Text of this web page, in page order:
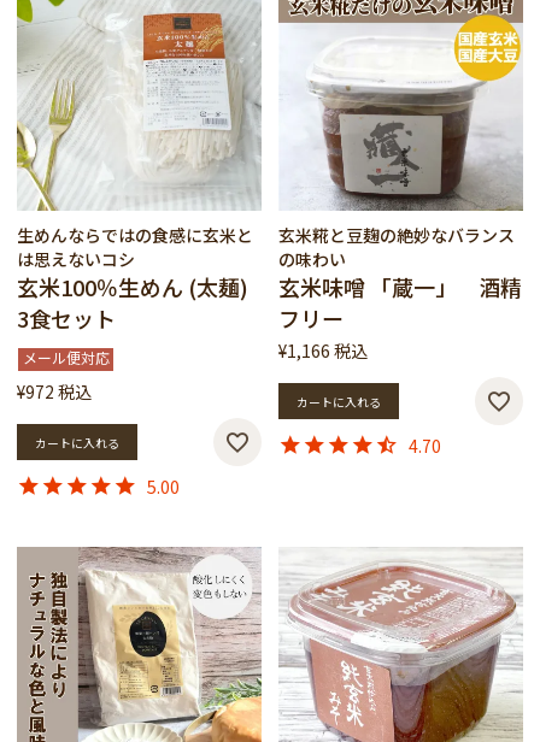
生めんならではの食感に玄米と
は思えないコシ
玄米100％生めん (太麺)
3食セット
メール便対応
¥972 税込
カートに入れる
5.00
玄米糀と豆麹の絶妙なバランス
の味わい
玄米味噌 「蔵一」 酒精
フリー
¥1,166 税込
カートに入れる
4.70